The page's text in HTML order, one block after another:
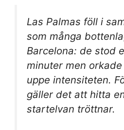
Las Palmas föll i
som många
Barcelona: de stod
minuter men
uppe intensiteten.
gäller det att hitta
startelvan tröttnar.